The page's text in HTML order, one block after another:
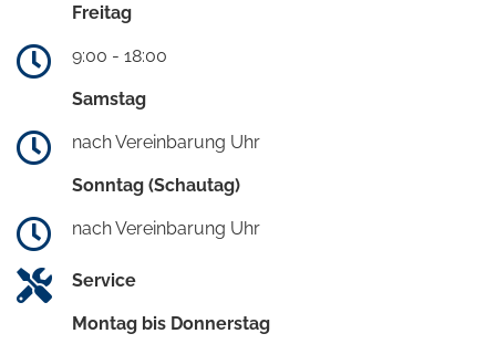
Freitag
9:00 - 18:00
Samstag
nach Vereinbarung Uhr
Sonntag (Schautag)
nach Vereinbarung Uhr
Service
Montag bis Donnerstag